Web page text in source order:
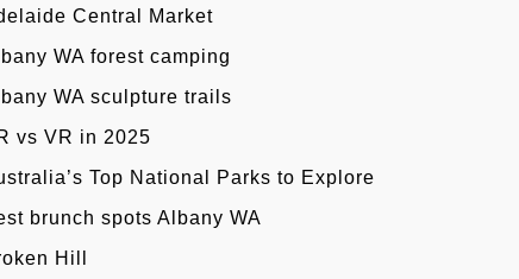
Central Market
WA forest camping
WA sculpture trails
vs VR in 2025
Top National Parks to Explore
brunch spots Albany WA
Hill